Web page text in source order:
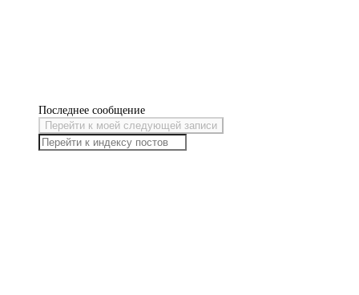
Последнее сообщение
Перейти к моей следующей записи